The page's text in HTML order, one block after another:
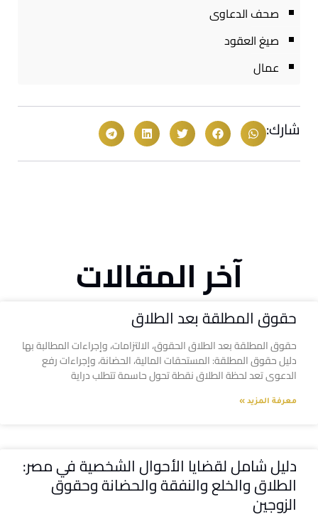
صحف الدعاوى
صيغ العقود
عمال
شارك:
آخر المقالات
حقوق المطلقة بعد الطلاق
حقوق المطلقة بعد الطلاق الحقوق، الالتزامات، وإجراءات المطالبة بها
دليل حقوق المطلقة: المستحقات المالية، الحضانة، وإجراءات رفع
الدعوى تعد لحظة الطلاق نقطة تحول حاسمة تتطلب دراية
معرفة المزيد »
دليل شامل لقضايا الأحوال الشخصية في مصر:
الطلاق والخلع والنفقة والحضانة وحقوق
الزوجين